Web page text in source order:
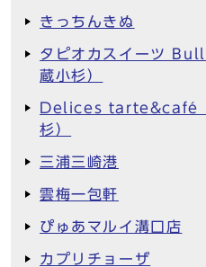
きっちんきぬ
タピオカスイーツ
蔵小杉）
Delices tarte&café（
杉）
三浦三崎港
雲梅一包軒
ぴゅあマルイ溝口店
カプリチョーザ